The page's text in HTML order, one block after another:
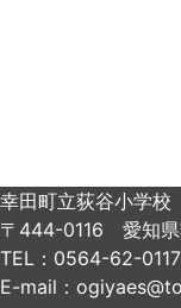
幸田町立荻谷小学校
〒444-0116 愛知県
TEL：0564-62-
E-mail：